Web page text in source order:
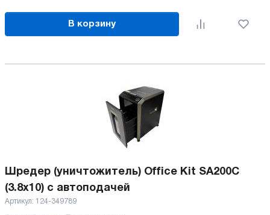
В корзину
Шредер (уничтожитель) Office Kit SA200C
(3.8х10) с автоподачей
Артикул: 124-349789